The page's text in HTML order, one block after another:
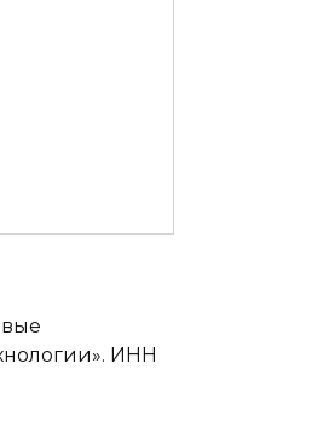
ИНН